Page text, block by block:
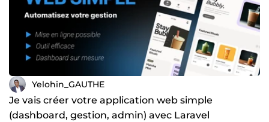
Yelohin_GAUTHE
Je vais créer votre application web simple
(dashboard, gestion, admin) avec Laravel